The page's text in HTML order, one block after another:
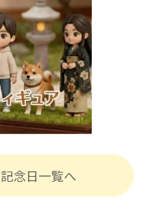
念日一覧へ